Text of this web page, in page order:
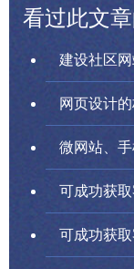
看过此文
建设社区
网页设计
微网站、
可成功获
可成功获